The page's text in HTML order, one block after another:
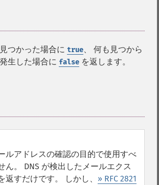
つかった場合に true、 何も見つから
生した場合に false を返します。
ルアドレスの確認の目的で使用すべ
ん。 DNS が検出したメールエクス
返すだけです。 しかし、 » RFC 2821